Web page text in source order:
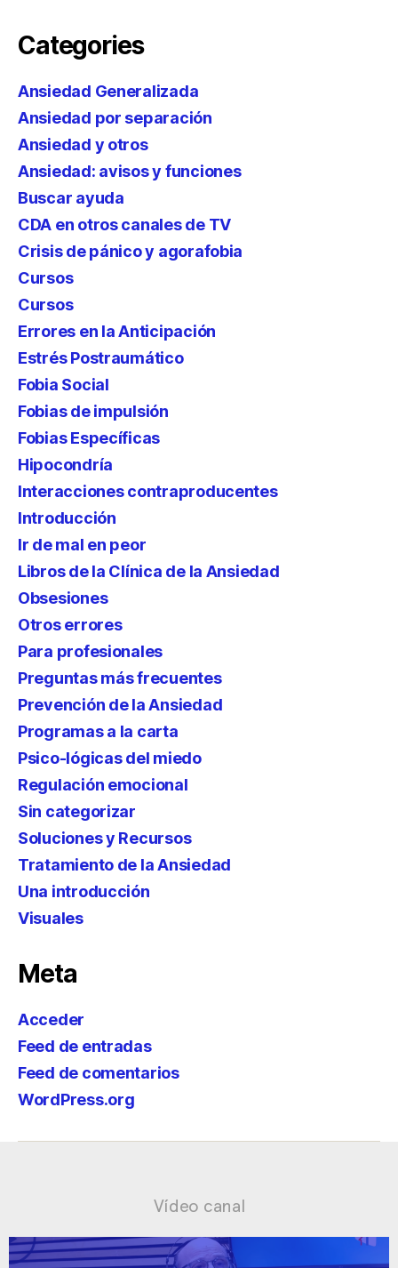
Categories
Ansiedad Generalizada
Ansiedad por separación
Ansiedad y otros
Ansiedad: avisos y funciones
Buscar ayuda
CDA en otros canales de TV
Crisis de pánico y agorafobia
Cursos
Cursos
Errores en la Anticipación
Estrés Postraumático
Fobia Social
Fobias de impulsión
Fobias Específicas
Hipocondría
Interacciones contraproducentes
Introducción
Ir de mal en peor
Libros de la Clínica de la Ansiedad
Obsesiones
Otros errores
Para profesionales
Preguntas más frecuentes
Prevención de la Ansiedad
Programas a la carta
Psico-lógicas del miedo
Regulación emocional
Sin categorizar
Soluciones y Recursos
Tratamiento de la Ansiedad
Una introducción
Visuales
Meta
Acceder
Feed de entradas
Feed de comentarios
WordPress.org
Vídeo canal